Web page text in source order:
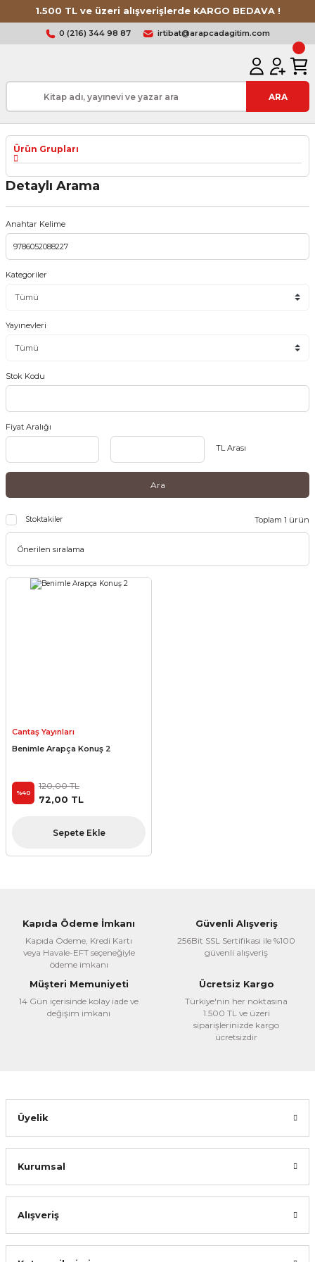
1.500 TL ve üzeri alışverişlerde KARGO BEDAVA !
0 (216) 344 98 87 irtibat@arapcadagitim.com
ARA
Ürün Grupları
Detaylı Arama
Anahtar Kelime
Kategoriler
Yayınevleri
Stok Kodu
Fiyat Aralığı
TL Arası
Ara
Stoktakiler Toplam 1 ürün
Cantaş Yayınları
Benimle Arapça Konuş 2
%40
120,00 TL
72,00 TL
Sepete Ekle
Kapıda Ödeme İmkanı
Kapıda Ödeme, Kredi Kartı
veya Havale-EFT seçeneğiyle
ödeme imkanı
Güvenli Alışveriş
256Bit SSL Sertifikası ile %100
güvenli alışveriş
Müşteri Memuniyeti
14 Gün içerisinde kolay iade ve
değişim imkanı
Ücretsiz Kargo
Türkiye'nin her noktasına
1.500 TL ve üzeri
siparişlerinizde kargo
ücretsizdir
Üyelik
Kurumsal
Alışveriş